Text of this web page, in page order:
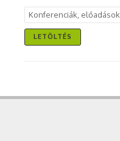
Konferenciák, előadások
LETÖLTÉS